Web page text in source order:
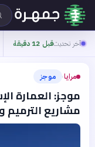
آخر تحديثقبل 12 دقيقة
مرايا› موجز
موجز: العمارة
مشاريع الترميم